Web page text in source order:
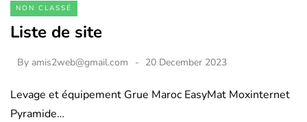
NON CLASSÉ
Liste de site
By amis2web@gmail.com 20 December 2023
Levage et équipement Grue Maroc EasyMat Moxinternet
Pyramide…